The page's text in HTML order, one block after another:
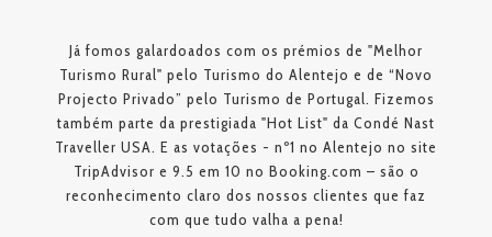
Já fomos galardoados com os prémios de "Melhor
Turismo Rural" pelo Turismo do Alentejo e de “Novo
Projecto Privado” pelo Turismo de Portugal. Fizemos
também parte da prestigiada "Hot List" da Condé Nast
Traveller USA. E as votações - nº1 no Alentejo no site
TripAdvisor e 9.5 em 10 no Booking.com – são o
reconhecimento claro dos nossos clientes que faz
com que tudo valha a pena!